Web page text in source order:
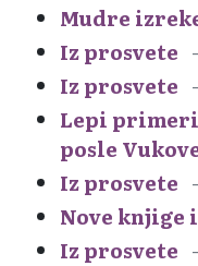
Mudre
Iz prosvete
Iz prosvete
Lepi primeri
posle
Iz prosvete
Nove knjige
Iz prosvete